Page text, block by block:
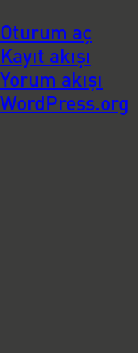
Oturum aç
Kayıt akışı
Yorum akışı
WordPress.org